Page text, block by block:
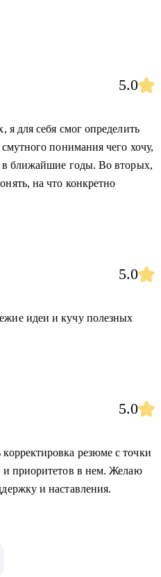
5.0
я для себя смог определить
понимания чего хочу,
в ближайшие годы. Во вторых,
на что конкретно
5.0
идеи и кучу полезных
5.0
резюме с точки
и приоритетов в нем. Желаю
и наставления.